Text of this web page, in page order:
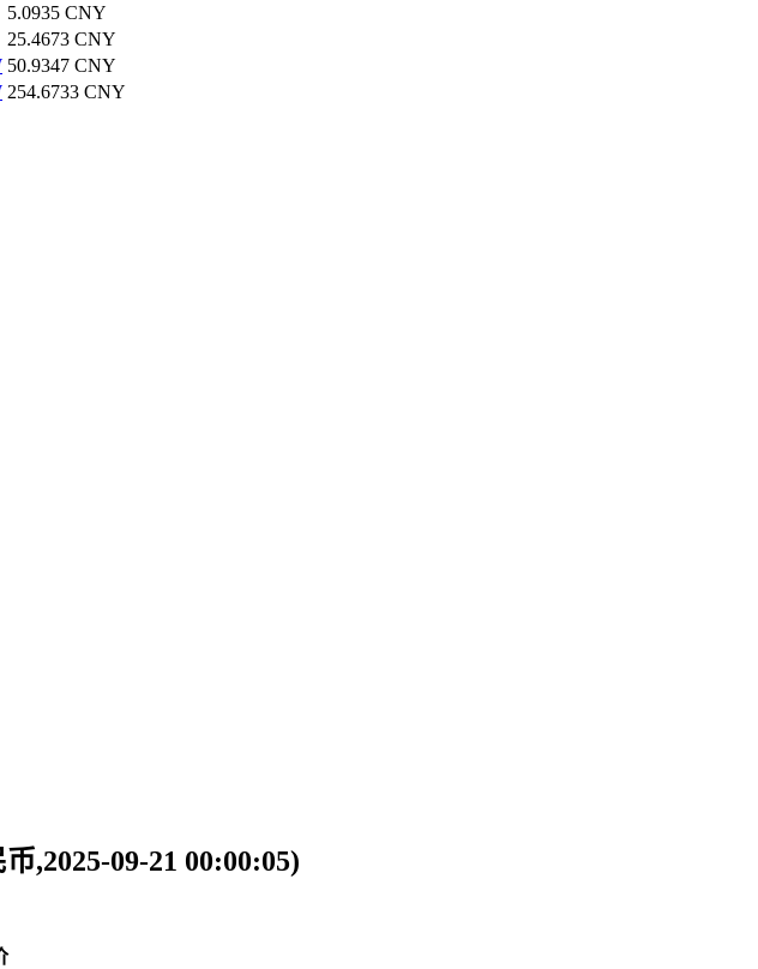
5.0935 CNY
25.4673 CNY
50.9347 CNY
254.6733 CNY
,2025-09-21 00:00:05)